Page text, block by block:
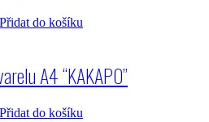
Přidat do košíku
A4 “KAKAPO”
Přidat do košíku